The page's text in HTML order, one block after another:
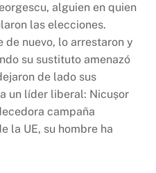
alguien en quien
las elecciones.
de nuevo, lo arrestaron y
su sustituto amenazó
de lado sus
un líder liberal: Nicușor
campaña
la UE, su hombre ha